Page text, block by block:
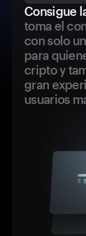
Consigue
toma el
con solo
para
cripto y
gran
usuarios